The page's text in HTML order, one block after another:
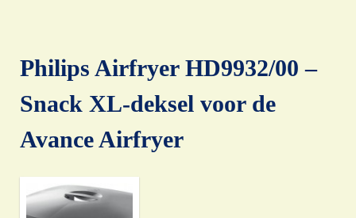
Philips Airfryer HD9932/00 –
Snack XL-deksel voor de
Avance Airfryer